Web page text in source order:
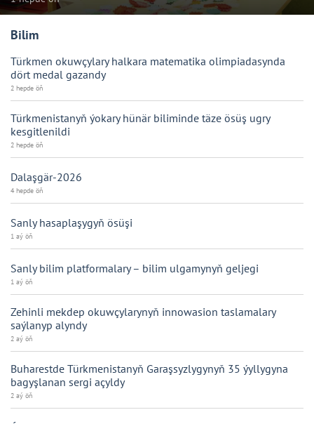
Bilim
Türkmen okuwçylary halkara matematika olimpiadasynda
dört medal gazandy
2 hepde öň
Türkmenistanyň ýokary hünär biliminde täze ösüş ugry
kesgitlenildi
2 hepde öň
Dalaşgär-2026
4 hepde öň
Sanly hasaplaşygyň ösüşi
1 aý öň
Sanly bilim platformalary – bilim ulgamynyň geljegi
1 aý öň
Zehinli mekdep okuwçylarynyň innowasion taslamalary
saýlanyp alyndy
2 aý öň
Buharestde Türkmenistanyň Garaşsyzlygynyň 35 ýyllygyna
bagyşlanan sergi açyldy
2 aý öň